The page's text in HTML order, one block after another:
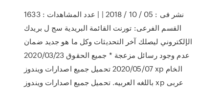
نشر فى : 05 / 10 / 2018 | | عدد المشاهدات : 1633
القسم الفرعى: تورنت القائمة البريدية سج ل بريدك
الإلكتروني ليصلك آخر التحديثات وكل ما هو جديد ضمان
عدم وجود رسائل مزعجة * جميع الحقوق 2020/03/23
2020/05/07 تحميل جميع اصدارات ويندوز xp الخام
باللغه العربيه. تحميل جميع اصدارات ويندوز xp عربى